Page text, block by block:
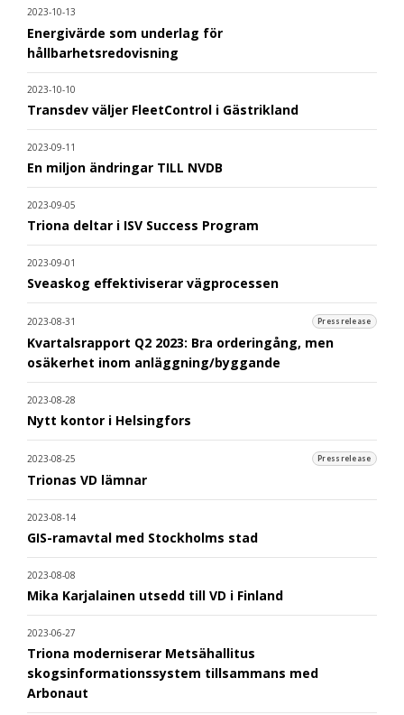
2023-10-13
Energivärde som underlag för
hållbarhetsredovisning
2023-10-10
Transdev väljer FleetControl i Gästrikland
2023-09-11
En miljon ändringar TILL NVDB
2023-09-05
Triona deltar i ISV Success Program
2023-09-01
Sveaskog effektiviserar vägprocessen
2023-08-31 Pressrelease
Kvartalsrapport Q2 2023: Bra orderingång, men
osäkerhet inom anläggning/byggande
2023-08-28
Nytt kontor i Helsingfors
2023-08-25 Pressrelease
Trionas VD lämnar
2023-08-14
GIS-ramavtal med Stockholms stad
2023-08-08
Mika Karjalainen utsedd till VD i Finland
2023-06-27
Triona moderniserar Metsähallitus
skogsinformationssystem tillsammans med
Arbonaut